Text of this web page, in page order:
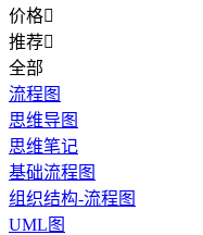
价格
推荐
全部
流程图
思维导图
思维笔记
基础流程图
组织结构-流程图
UML图